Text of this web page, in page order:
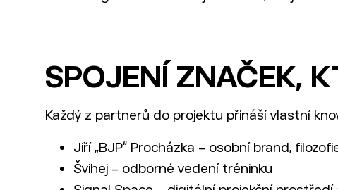
SPOJENÍ ZNAČEK,
Každý z partnerů do projektu přináší vlastní
Jiří „BJP“ Procházka – osobní brand,
Švihej – odborné vedení tréninku